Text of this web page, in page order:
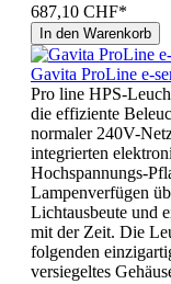
687,10 CHF*
In den Warenkorb
Gavita ProLine e-
Pro line HPS-
die effiziente
normaler 240V-
integrierten
Hochspannungs-
Lampenverfügen
Lichtausbeute und
mit der Zeit. Die
folgenden
versiegeltes